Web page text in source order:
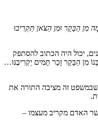
מִן הַבָּקָר וּמִן הַצֹּאן תַּקְרִיבוּ
יכול היה הכתוב להסתפק
מִן הַבָּקָר זָכָר תָּמִים יַקְרִיבֶנּוּ…
שבמשפט זה מציבה התורה את
האדם מקריב מעצמו –